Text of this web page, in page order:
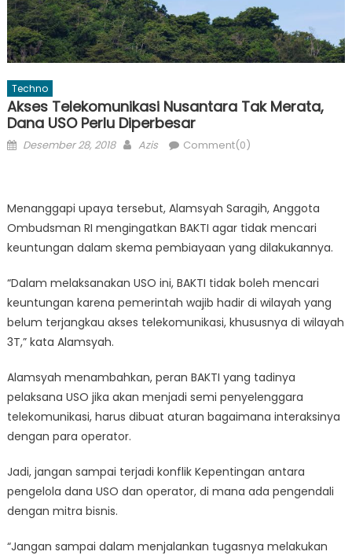
Techno
Akses Telekomunikasi Nusantara Tak Merata,
Dana USO Perlu Diperbesar
Posted
Desember 28, 2018 Author
Azis Comment(0)
Menanggapi upaya tersebut, Alamsyah Saragih, Anggota
Ombudsman RI mengingatkan BAKTI agar tidak mencari
keuntungan dalam skema pembiayaan yang dilakukannya.
“Dalam melaksanakan USO ini, BAKTI tidak boleh mencari
keuntungan karena pemerintah wajib hadir di wilayah yang
belum terjangkau akses telekomunikasi, khususnya di wilayah
3T,” kata Alamsyah.
Alamsyah menambahkan, peran BAKTI yang tadinya
pelaksana USO jika akan menjadi semi penyelenggara
telekomunikasi, harus dibuat aturan bagaimana interaksinya
dengan para operator.
Jadi, jangan sampai terjadi konflik Kepentingan antara
pengelola dana USO dan operator, di mana ada pengendali
dengan mitra bisnis.
“Jangan sampai dalam menjalankan tugasnya melakukan